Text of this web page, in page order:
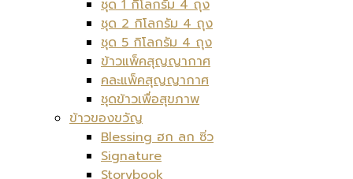
ชุด 1 กิโลกรัม 4 ถุง
ชุด 2 กิโลกรัม 4 ถุง
ชุด 5 กิโลกรัม 4 ถุง
ข้าวแพ็คสุญญากาศ
คละแพ็คสุญญากาศ
ชุดข้าวเพื่อสุขภาพ
ข้าวของขวัญ
Blessing ฮก ลก ซิ่ว
Signature
Storybook